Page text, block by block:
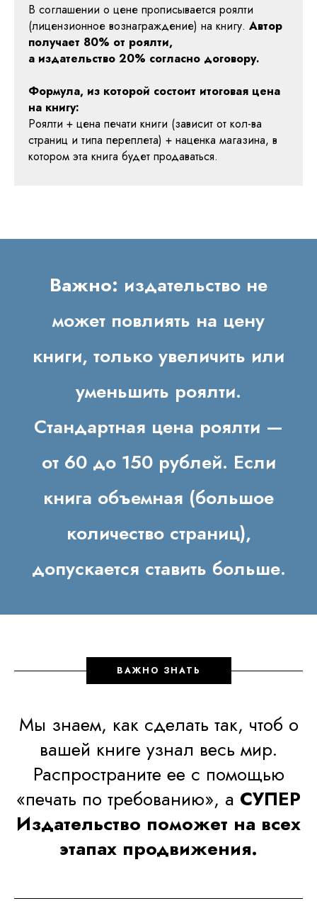
В соглашении о цене прописывается роялти
(лицензионное вознаграждение) на книгу. Автор
получает 80% от роялти,
а издательство 20% согласно договору.
Формула, из которой состоит итоговая цена
на книгу:
Роялти + цена печати книги (зависит от кол-ва
страниц и типа переплета) + наценка магазина, в
котором эта книга будет продаваться.
Важно: издательство не
может повлиять на цену
книги, только увеличить или
уменьшить роялти.
Стандартная цена роялти —
от 60 до 150 рублей. Если
книга объемная (большое
количество страниц),
допускается ставить больше.
ВАЖНО ЗНАТЬ
Мы знаем, как сделать так, чтоб о
вашей книге узнал весь мир.
Распространите ее с помощью
«печать по требованию», а СУПЕР
Издательство поможет на всех
этапах продвижения.